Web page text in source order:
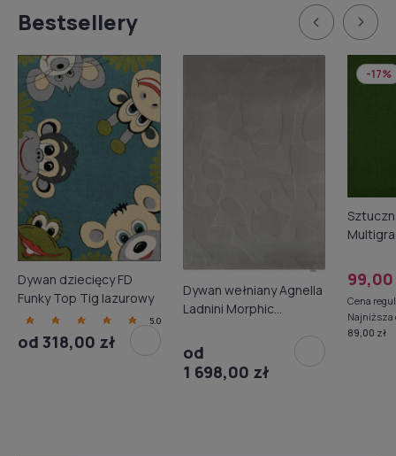
Bestsellery
Dywan dziecięcy FD
Funky Top Tig lazurowy
5.0
od 318,00 zł
Dywan wełniany Agnella
Ladnini Morphic
od
1 698,00 zł
99,00
Cena
Najniższa
89,00 zł
-17%